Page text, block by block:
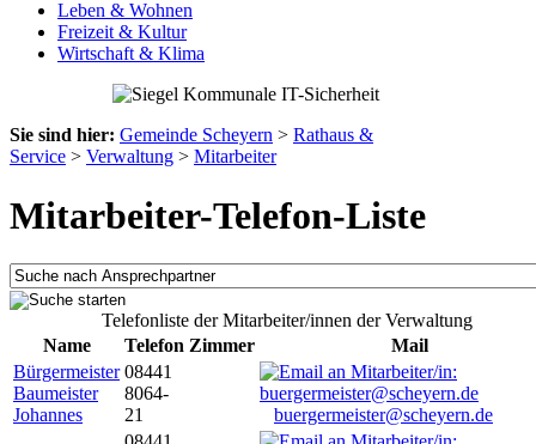
Leben & Wohnen
Freizeit & Kultur
Wirtschaft & Klima
Sie sind hier: Gemeinde Scheyern > Rathaus &
Service > Verwaltung > Mitarbeiter
Mitarbeiter-Telefon-Liste
Telefonliste der Mitarbeiter/innen der Verwaltung
Name
Telefon Zimmer
Mail
Bürgermeister
Baumeister
Johannes
08441
8064-
21
buergermeister@scheyern.de